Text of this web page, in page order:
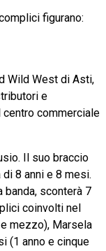
figurano:
Wild West di Asti,
e
commerciale
Il suo braccio
di 8 anni e 8 mesi.
banda, sconterà 7
coinvolti nel
mezzo), Marsela
(1 anno e cinque